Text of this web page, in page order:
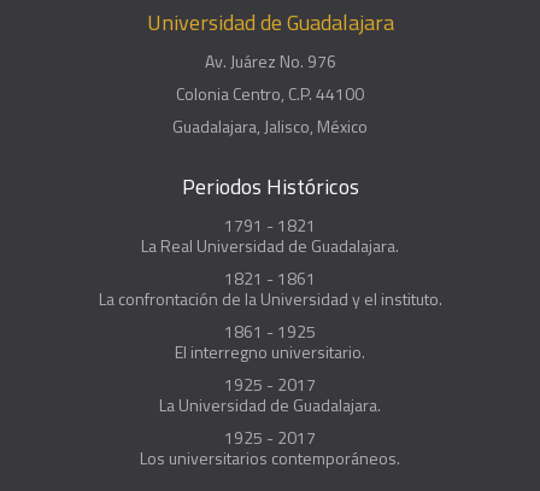
Universidad de Guadalajara
Av. Juárez No. 976
Colonia Centro, C.P. 44100
Guadalajara, Jalisco, México
Periodos Históricos
1791 - 1821
La Real Universidad de Guadalajara.
1821 - 1861
La confrontación de la Universidad y el instituto.
1861 - 1925
El interregno universitario.
1925 - 2017
La Universidad de Guadalajara.
1925 - 2017
Los universitarios contemporáneos.